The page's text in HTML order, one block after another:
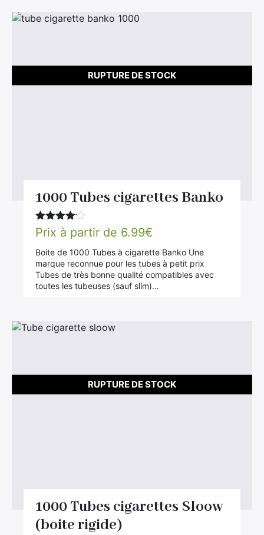
RUPTURE DE STOCK
1000 Tubes cigarettes Banko
Note 4.00
sur 5
Prix à partir de 6.99€
Boite de 1000 Tubes à cigarette Banko Une
marque reconnue pour les tubes à petit prix
Tubes de très bonne qualité compatibles avec
toutes les tubeuses (sauf slim)…
RUPTURE DE STOCK
1000 Tubes cigarettes Sloow
(boite rigide)